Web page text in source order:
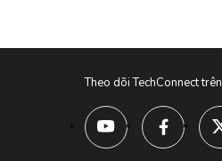
Theo dõi TechConnect trên